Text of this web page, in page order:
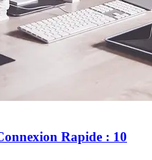
Rapide : 10